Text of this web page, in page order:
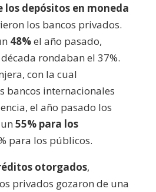
los depósitos en moneda
los bancos privados.
48%el año pasado,
rondaban el 37%.
con la cual
bancos internacionales
el año pasado los
55% para los
para los públicos.
otorgados,
privados gozaron de una